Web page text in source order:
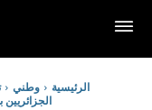
الرئيسية وطني